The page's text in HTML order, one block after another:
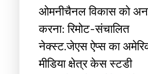
ओमनीचैनल विकास को
करना: रिमोट-संचालित
नेक्स्ट.जेएस ऐप्स का
मीडिया क्षेत्र केस स्टडी